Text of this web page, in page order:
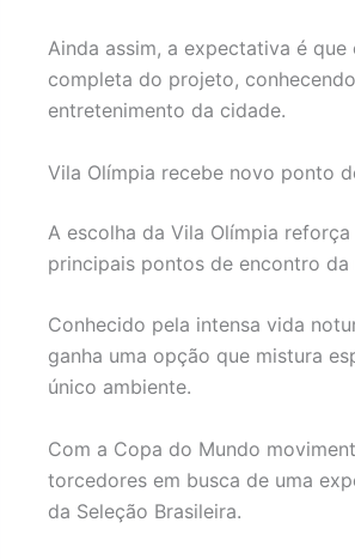
Ainda assim, a expectativa é
completa do projeto,
entretenimento da cidade.
Vila Olímpia recebe novo ponto
A escolha da Vila Olímpia
principais pontos de encontro da
Conhecido pela intensa vida
ganha uma opção que mistura
único ambiente.
Com a Copa do Mundo
torcedores em busca de uma
da Seleção Brasileira.